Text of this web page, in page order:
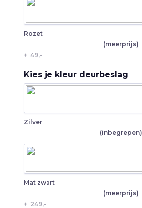
Rozet
(meerprijs)
+ 49,-
Kies je kleur deurbeslag
Zilver
(inbegrepen)
Mat zwart
(meerprijs)
+ 249,-